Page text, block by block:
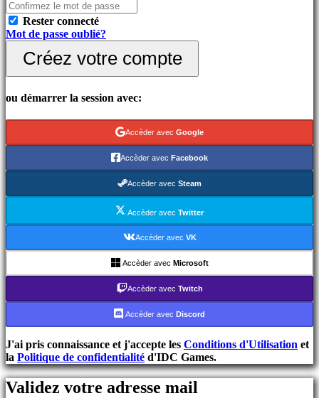
Communauté
Gameplay
Événements
In-
Game
Actualités
Guides
IDC
IDC
Assistance
Mot
de
passe
oublié?
Rester connecté
Mot de passe oublié?
Créez votre compte
ou démarrer la session avec:
Accèder avec Google
Accèder avec Facebook
Accèder avec Steam
Accèder avecTwitter
Accèder avec VK
Accèder avec Microsoft
Accèder avec Twitch
Accèder avec Discord
J'ai pris connaissance et j'accepte les Conditions d'Utilisation et
la Politique de confidentialité d'IDC Games.
Validez votre adresse mail